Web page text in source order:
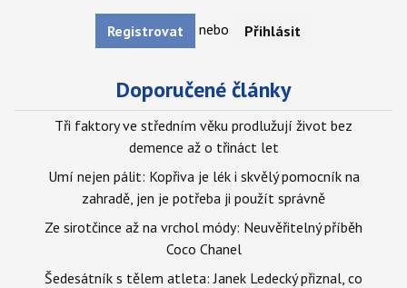
Registrovat nebo Přihlásit
Doporučené články
Tři faktory ve středním věku prodlužují život bez
demence až o třináct let
Umí nejen pálit: Kopřiva je lék i skvělý pomocník na
zahradě, jen je potřeba ji použít správně
Ze sirotčince až na vrchol módy: Neuvěřitelný příběh
Coco Chanel
Šedesátník s tělem atleta: Janek Ledecký přiznal, co